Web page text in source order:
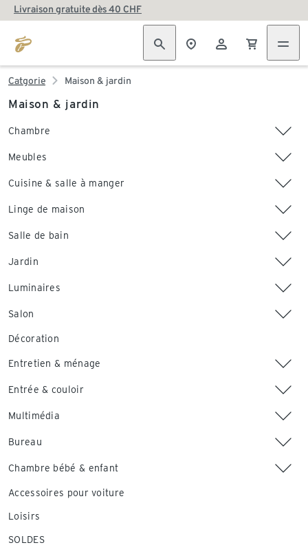
Livraison gratuite dès 40 CHF
Catgorie Maison & jardin
Maison & jardin
Chambre
Meubles
Cuisine & salle à manger
Linge de maison
Salle de bain
Jardin
Luminaires
Salon
Décoration
Entretien & ménage
Entrée & couloir
Multimédia
Bureau
Chambre bébé & enfant
Accessoires pour voiture
Loisirs
SOLDES